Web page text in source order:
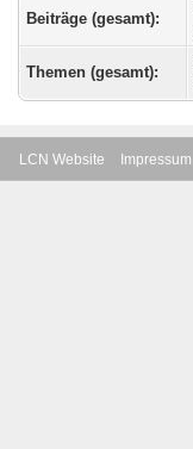
Beiträge (gesamt):
Themen (gesamt):
LCN Website Impressum